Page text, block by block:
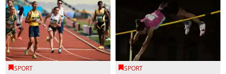
SPORT SPORT